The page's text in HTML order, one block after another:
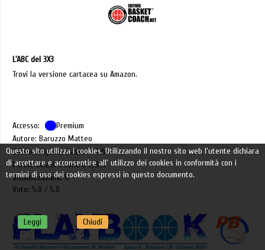
L'ABC del 3X3
Trovi la versione cartacea su Amazon.
Accesso:
Premium
Autore: Baruzzo Matteo
Sottocategoria: Basket - Libri
Parole chiavi: 3 contro 3, 3x3
Visualizzazioni: 17
Voto: 5.0
5.0
Questo sito utilizza i cookies. Utilizzando il nostro sito web l'utente dichiara
di accettare e acconsentire all' utilizzo dei cookies in conformità con i
termini di uso dei cookies espressi in questo documento.
Leggi Chiudi